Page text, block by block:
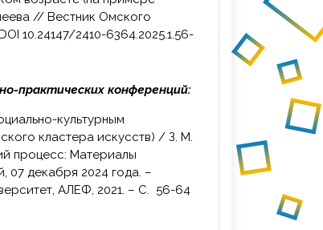
// Вестник Омского
10.24147/2410-6364.2025.1.56-
практических конференций:
кластера искусств) / З. М.
процесс: Материалы
07 декабря 2024 года. –
АЛЕФ, 2021. – С. 56-64